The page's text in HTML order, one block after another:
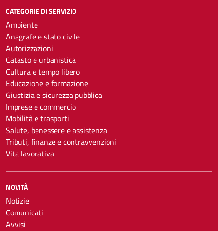
CATEGORIE DI SERVIZIO
Ambiente
Anagrafe e stato civile
Autorizzazioni
Catasto e urbanistica
Cultura e tempo libero
Educazione e formazione
Giustizia e sicurezza pubblica
Imprese e commercio
Mobilità e trasporti
Salute, benessere e assistenza
Tributi, finanze e contravvenzioni
Vita lavorativa
NOVITÀ
Notizie
Comunicati
Avvisi